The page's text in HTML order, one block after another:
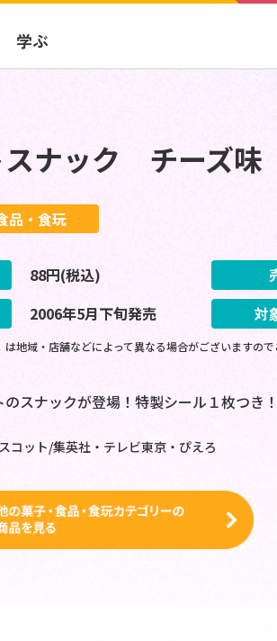
学ぶ
スナック チーズ
品・食玩
88円(税込)
2006年5月下旬発売 対
地域・店舗などによって異なる場合がございますの
スナックが登場！特製シール１枚つき
ット/集英社・テレビ東京・ぴえろ